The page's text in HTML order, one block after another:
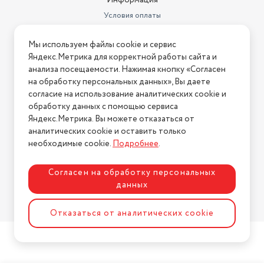
Условия оплаты
Условия возврата
Нашли ошибку на сайте? Напишите нам
2026 © Интернет-магазин "АстМаркет". У нас есть всё!
Политика конфиденциальности
Разработка сайтаASTDESIGN
Мы используем файлы cookie и сервис
Яндекс.Метрика для корректной работы сайта и
анализа посещаемости. Нажимая кнопку «Согласен
на обработку персональных данных», Вы даете
согласие на использование аналитических cookie и
обработку данных с помощью сервиса
Яндекс.Метрика. Вы можете отказаться от
аналитических cookie и оставить только
необходимые cookie.Подробнее.
Согласен на обработку персональных
данных
Отказаться от аналитических cookie